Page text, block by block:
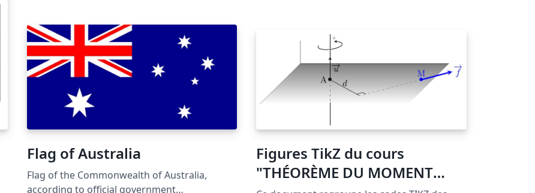
Flag of Australia
Flag of the Commonwealth of Australia,
according to official government
Figures TikZ du cours
"THÉORÈME DU MOMENT